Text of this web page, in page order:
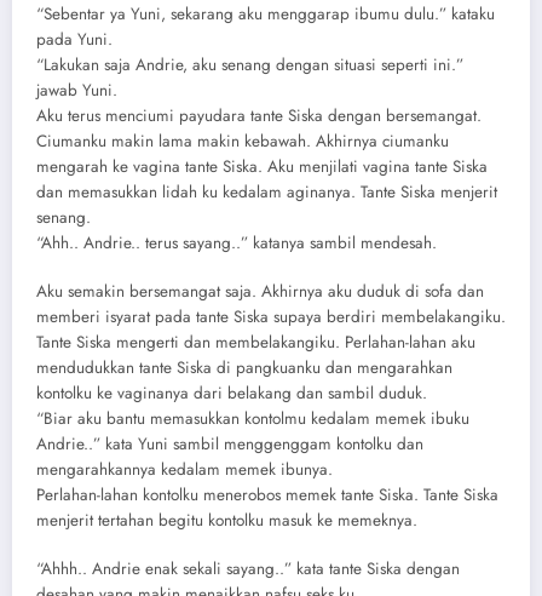
“Sebentar ya Yuni, sekarang aku menggarap ibumu dulu.” kataku
pada Yuni.
“Lakukan saja Andrie, aku senang dengan situasi seperti ini.”
jawab Yuni.
Aku terus menciumi payudara tante Siska dengan bersemangat.
Ciumanku makin lama makin kebawah. Akhirnya ciumanku
mengarah ke vagina tante Siska. Aku menjilati vagina tante Siska
dan memasukkan lidah ku kedalam aginanya. Tante Siska menjerit
senang.
“Ahh.. Andrie.. terus sayang..” katanya sambil mendesah.
Aku semakin bersemangat saja. Akhirnya aku duduk di sofa dan
memberi isyarat pada tante Siska supaya berdiri membelakangiku.
Tante Siska mengerti dan membelakangiku. Perlahan-lahan aku
mendudukkan tante Siska di pangkuanku dan mengarahkan
kontolku ke vaginanya dari belakang dan sambil duduk.
“Biar aku bantu memasukkan kontolmu kedalam memek ibuku
Andrie..” kata Yuni sambil menggenggam kontolku dan
mengarahkannya kedalam memek ibunya.
Perlahan-lahan kontolku menerobos memek tante Siska. Tante Siska
menjerit tertahan begitu kontolku masuk ke memeknya.
“Ahhh.. Andrie enak sekali sayang..” kata tante Siska dengan